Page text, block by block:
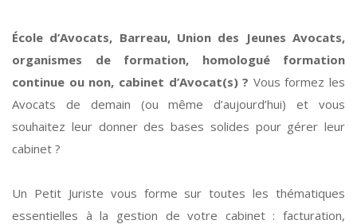
École d’Avocats, Barreau, Union des Jeunes Avocats,
organismes de formation, homologué formation
continue ou non, cabinet d’Avocat(s) ? Vous formez les
Avocats de demain (ou même d’aujourd’hui) et vous
souhaitez leur donner des bases solides pour gérer leur
cabinet ?
Un Petit Juriste vous forme sur toutes les thématiques
essentielles à la gestion de votre cabinet : facturation,